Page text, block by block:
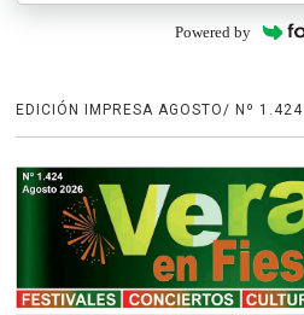
Powered by
EDICIÓN IMPRESA AGOSTO/ Nº 1.424